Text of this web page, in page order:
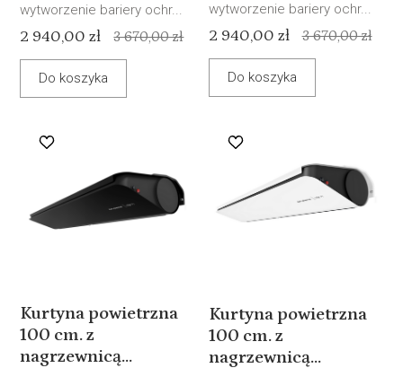
wytworzenie bariery ochr...
2 940,00 zł 3 670,00 zł
Do koszyka
wytworzenie bariery ochr...
2 940,00 zł 3 670,00 zł
Do koszyka
Kurtyna powietrzna
100 cm. z
nagrzewnicą...
Kurtyna powietrzna
100 cm. z
nagrzewnicą...